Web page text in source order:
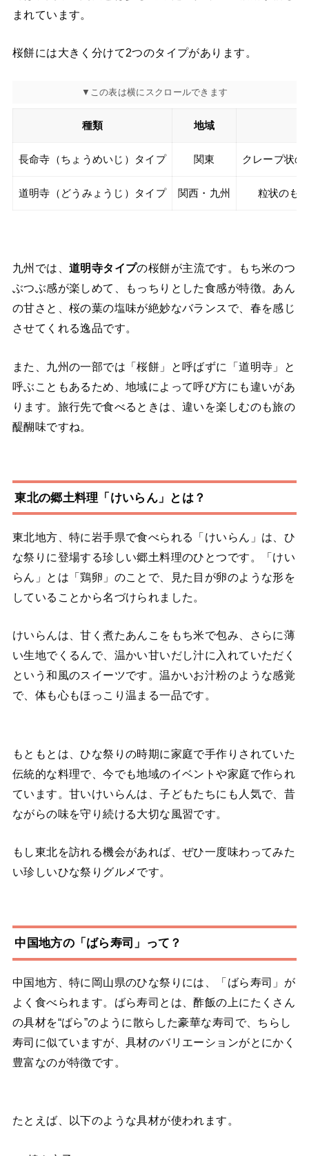
まれています。
桜餅には大きく分けて2つのタイプがあります。
種類 地域
長命寺（ちょうめいじ）タイプ 関東 クレープ状の
道明寺（どうみょうじ）タイプ 関西・九州 粒状のも
九州では、 道明寺タイプの桜餅が主流です。もち米のつ
ぶつぶ感が楽しめて、もっちりとした食感が特徴。あん
の甘さと、桜の葉の塩味が絶妙なバランスで、春を感じ
させてくれる逸品です。
また、九州の一部では「桜餅」と呼ばずに「道明寺」と
呼ぶこともあるため、地域によって呼び方にも違いがあ
ります。旅行先で食べるときは、違いを楽しむのも旅の
醍醐味ですね。
東北の郷土料理「けいらん」とは？
東北地方、特に岩手県で食べられる「けいらん」は、ひ
な祭りに登場する珍しい郷土料理のひとつです。「けい
らん」とは「鶏卵」のことで、見た目が卵のような形を
していることから名づけられました。
けいらんは、甘く煮たあんこをもち米で包み、さらに薄
い生地でくるんで、温かい甘いだし汁に入れていただく
という和風のスイーツです。温かいお汁粉のような感覚
で、体も心もほっこり温まる一品です。
もともとは、ひな祭りの時期に家庭で手作りされていた
伝統的な料理で、今でも地域のイベントや家庭で作られ
ています。甘いけいらんは、子どもたちにも人気で、昔
ながらの味を守り続ける大切な風習です。
もし東北を訪れる機会があれば、ぜひ一度味わってみた
い珍しいひな祭りグルメです。
中国地方の「ばら寿司」って？
中国地方、特に岡山県のひな祭りには、「ばら寿司」が
よく食べられます。ばら寿司とは、酢飯の上にたくさん
の具材を“ばら”のように散らした豪華な寿司で、ちらし
寿司に似ていますが、具材のバリエーションがとにかく
豊富なのが特徴です。
たとえば、以下のような具材が使われます。